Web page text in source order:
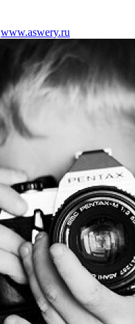
www.aswery.ru